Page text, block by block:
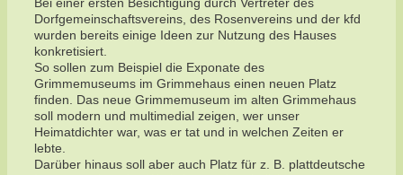
Bei einer ersten Besichtigung durch Vertreter des
Dorfgemeinschaftsvereins, des Rosenvereins und der kfd
wurden bereits einige Ideen zur Nutzung des Hauses
konkretisiert.
So sollen zum Beispiel die Exponate des
Grimmemuseums im Grimmehaus einen neuen Platz
finden. Das neue Grimmemuseum im alten Grimmehaus
soll modern und multimedial zeigen, wer unser
Heimatdichter war, was er tat und in welchen Zeiten er
lebte.
Darüber hinaus soll aber auch Platz für z. B. plattdeutsche